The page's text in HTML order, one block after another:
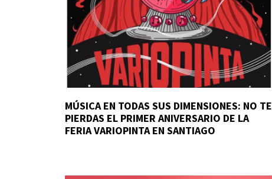
MÚSICA EN TODAS SUS DIMENSIONES: NO TE
PIERDAS EL PRIMER ANIVERSARIO DE LA
FERIA VARIOPINTA EN SANTIAGO